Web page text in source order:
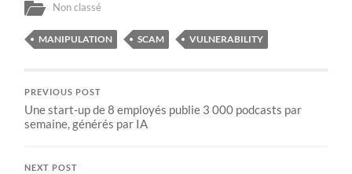
Non classé
MANIPULATION SCAM VULNERABILITY
PREVIOUS POST
Une start-up de 8 employés publie 3 000 podcasts par
semaine, générés par IA
NEXT POST